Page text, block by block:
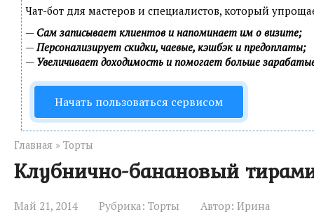
Чат-бот для мастеров и специалистов, который
— Сам записывает клиентов и напоминает им о визите;
—Персонализирует скидки, чаевые, кэшбэк и предоплаты;
— Увеличивает доходимость и помогает больше
Начать пользоваться сервисом
Главная » Торты
Клубнично-банановый
Май 21, 2014 Рубрика: Торты Автор: Ирина